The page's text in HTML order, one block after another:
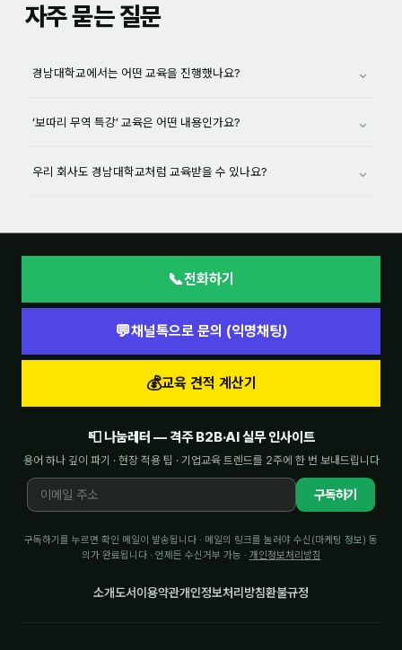
자주 묻는 질문
경남대학교에서는 어떤 교육을 진행했나요? ⌄
‘보따리 무역 특강’ 교육은 어떤 내용인가요? ⌄
우리 회사도 경남대학교처럼 교육받을 수 있나요? ⌄
📞전화하기
💬채널톡으로 문의 (익명채팅)
💰교육 견적 계산기
📮 나눔레터 — 격주 B2B·AI 실무 인사이트
용어 하나 깊이 파기 · 현장 적용 팁 · 기업교육 트렌드를 2주에 한 번 보내드립니다
구독하기
구독하기를 누르면 확인 메일이 발송됩니다 · 메일의 링크를 눌러야 수신(마케팅 정보) 동
의가 완료됩니다 · 언제든 수신거부 가능 · 개인정보처리방침
소개도서이용약관개인정보처리방침환불규정